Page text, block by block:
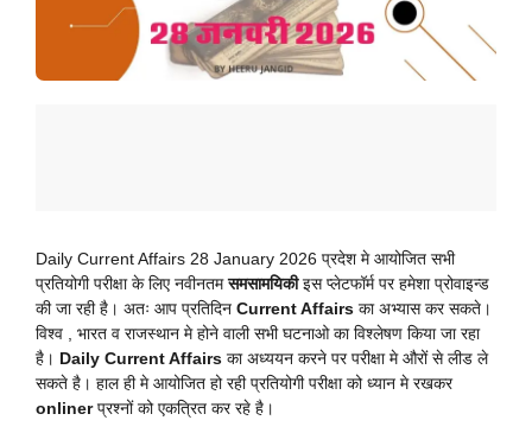
Daily Current Affairs 28 January 2026 प्रदेश मे आयोजित सभी
प्रतियोगी परीक्षा के लिए नवीनतमसमसामयिकीइस प्लेटफॉर्म पर हमेशा प्रोवाइन्ड
की जा रही है। अतः आप प्रतिदिन Current Affairs का अभ्यास कर सकते।
विश्व , भारत व राजस्थान मे होने वाली सभी घटनाओ का विश्लेषण किया जा रहा
है। Daily Current Affairs का अध्ययन करने पर परीक्षा मे औरों से लीड ले
सकते है। हाल ही मे आयोजित हो रही प्रतियोगी परीक्षा को ध्यान मे रखकर
onlinerप्रश्नों को एकत्रित कर रहे है।